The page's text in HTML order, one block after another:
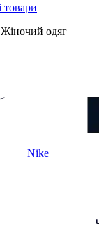
Жіночий одяг
Nike